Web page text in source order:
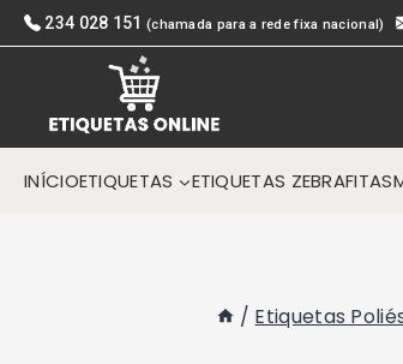
Skip
to
234 028 151 (chamada para a rede fixa nacional)
INÍCIOETIQUETAS ETIQUETAS ZEBRAFITAS
/ Etiquetas